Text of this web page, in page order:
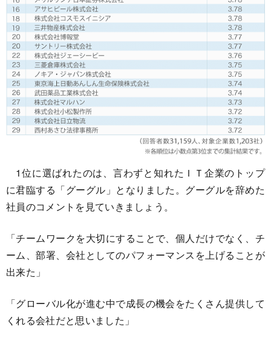
1位に選ばれたのは、言わずと知れたＩＴ企業のトップ
に君臨する「グーグル」となりました。グーグルを辞めた
社員のコメントを見ていきましょう。
「チームワークを大切にすることで、個人だけでなく、チ
ーム、部署、会社としてのパフォーマンスを上げることが
出来た」
「グローバル化が進む中で成長の機会をたくさん提供して
くれる会社だと思いました」